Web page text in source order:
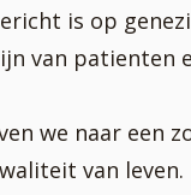
is op
van patienten
we naar een
van leven.